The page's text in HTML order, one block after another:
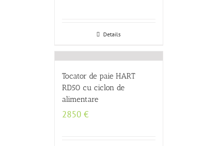
Details
Tocator de paie HART
RD50 cu ciclon de
alimentare
2850 €